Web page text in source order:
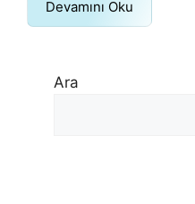
Devamını Oku
Ara